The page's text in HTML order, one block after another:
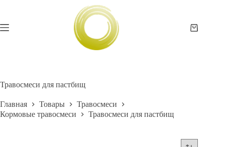
Корзина
Травосмеси для пастбищ
Главная Товары
Травосмеси
Кормовые травосмеси
Травосмеси для пастбищ